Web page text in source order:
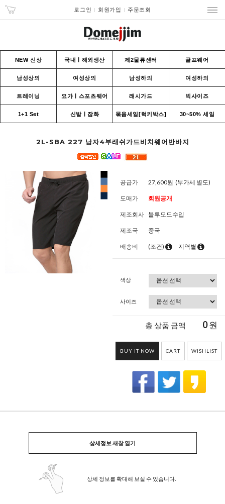
로그인 회원가입 주문조회
NEW 신상 국내ㅣ해외생산 제2물류센터 골프웨어
남성상의 여성상의 남성하의 여성하의
트레이닝 요가ㅣ스포츠웨어 래시가드 빅사이즈
1+1 Set 신발ㅣ잡화 묶음세일[럭키박스] 30~50% 세일
2L-SBA 227 남자4부래쉬가드비치웨어반바지
공급가 27,600원 (부가세 별도)
도매가 회원공개
제조회사 블루모드수입
제조국 중국
배송비 (조건) 지역별
색상
사이즈
총 상품 금액 0원
BUY IT NOW CART WISHLIST
상세정보 새창 열기
상세 정보를 확대해 보실 수 있습니다.